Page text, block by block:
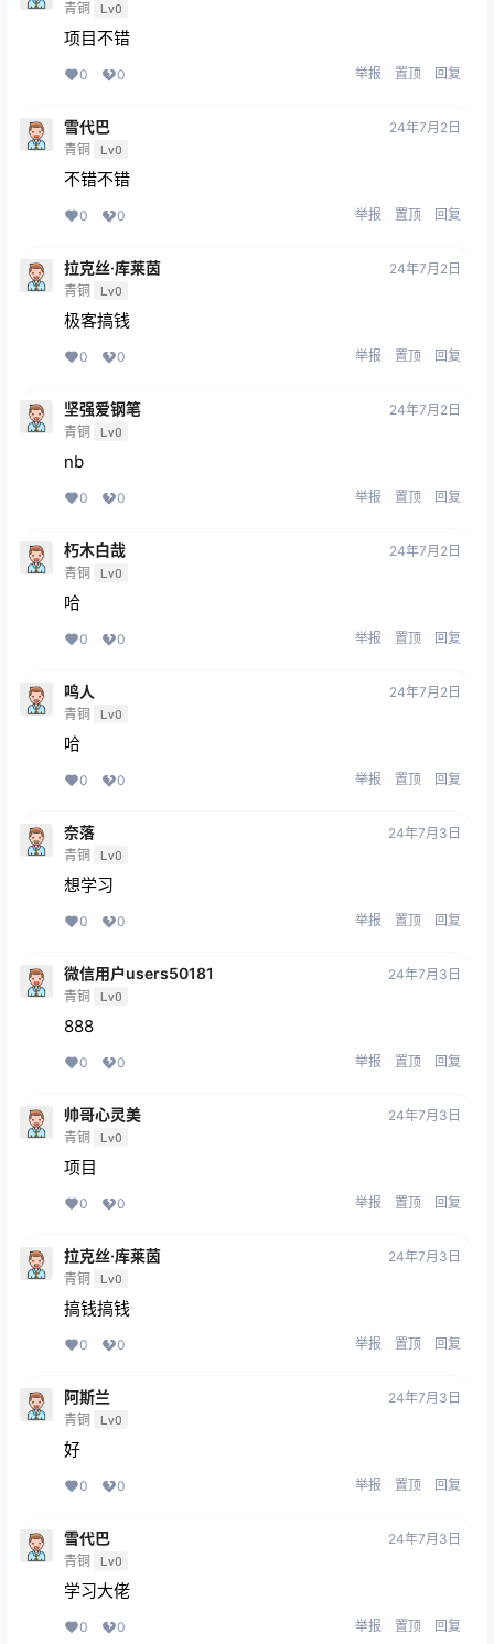
青铜 Lv0
项目不错
0 0 举报 置顶 回复
雪代巴
青铜 Lv0
24年7月2日
不错不错
0 0 举报 置顶 回复
拉克丝·库莱茵
青铜 Lv0
24年7月2日
极客搞钱
0 0 举报 置顶 回复
坚强爱钢笔
青铜 Lv0
24年7月2日
nb
0 0 举报 置顶 回复
朽木白哉
青铜 Lv0
24年7月2日
哈
0 0 举报 置顶 回复
鸣人
青铜 Lv0
24年7月2日
哈
0 0 举报 置顶 回复
奈落
青铜 Lv0
24年7月3日
想学习
0 0 举报 置顶 回复
微信用户users50181
青铜 Lv0
24年7月3日
888
0 0 举报 置顶 回复
帅哥心灵美
青铜 Lv0
24年7月3日
项目
0 0 举报 置顶 回复
拉克丝·库莱茵
青铜 Lv0
24年7月3日
搞钱搞钱
0 0 举报 置顶 回复
阿斯兰
青铜 Lv0
24年7月3日
好
0 0 举报 置顶 回复
雪代巴
青铜 Lv0
24年7月3日
学习大佬
0 0 举报 置顶 回复